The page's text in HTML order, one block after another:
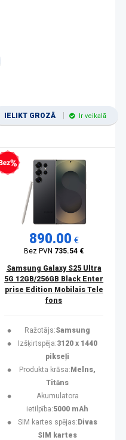
IELIKT GROZĀ Ir veikalā
kredīts
890.00 €
Bez PVN 735.54 €
Samsung Galaxy S25 Ultra
5G 12GB/256GB Black Enter
prise Edition Mobilais Tele
fons
Ražotājs:Samsung
Izšķirtspēja:3120 x 1440
pikseļi
Produkta krāsa: Melns,
Titāns
Akumulatora
ietilpība:5000 mAh
SIM kartes spējas: Divas
SIM kartes